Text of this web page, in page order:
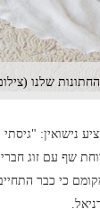
שלנו
נישואין:
שף עם זוג
כי כבר